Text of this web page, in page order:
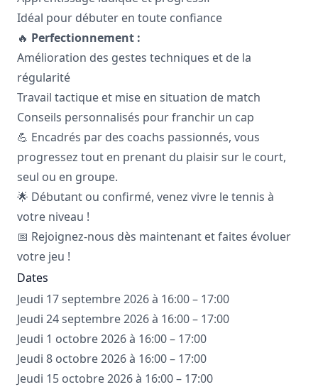
Idéal pour débuter en toute confiance
🔥 Perfectionnement :
Amélioration des gestes techniques et de la
régularité
Travail tactique et mise en situation de match
Conseils personnalisés pour franchir un cap
💪 Encadrés par des coachs passionnés, vous
progressez tout en prenant du plaisir sur le court,
seul ou en groupe.
🌟 Débutant ou confirmé, venez vivre le tennis à
votre niveau !
📅 Rejoignez-nous dès maintenant et faites évoluer
votre jeu !
Dates
Jeudi 17 septembre 2026 à 16:00 – 17:00
Jeudi 24 septembre 2026 à 16:00 – 17:00
Jeudi 1 octobre 2026 à 16:00 – 17:00
Jeudi 8 octobre 2026 à 16:00 – 17:00
Jeudi 15 octobre 2026 à 16:00 – 17:00